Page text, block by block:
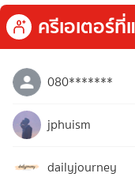
ครีเอเตอร์ที่
080*******
jphuism
dailyjourney